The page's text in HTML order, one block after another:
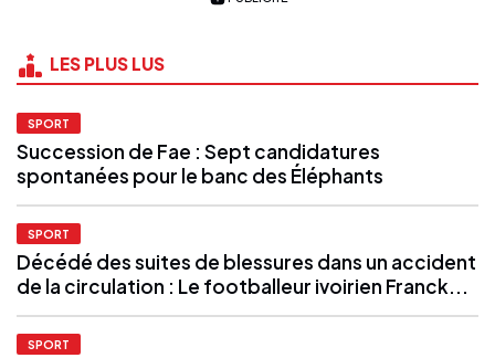
LES PLUS LUS
SPORT
Succession de Fae : Sept candidatures
spontanées pour le banc des Éléphants
SPORT
Décédé des suites de blessures dans un accident
de la circulation : Le footballeur ivoirien Franck...
SPORT